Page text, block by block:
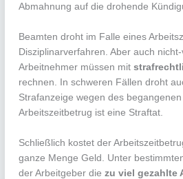
Abmahnung auf die drohende
Beamten droht im Falle eines
Disziplinarverfahren. Aber auch
Arbeitnehmer müssen mit
rechnen. In schweren Fällen droht
Strafanzeige wegen des
Arbeitszeitbetrug ist eine Straftat.
Schließlich kostet der
ganze Menge Geld. Unter
der Arbeitgeber diezu viel gezahlte